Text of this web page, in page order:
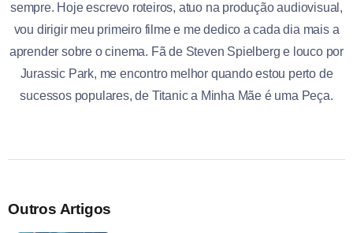
sempre. Hoje escrevo roteiros, atuo na produção audiovisual,
vou dirigir meu primeiro filme e me dedico a cada dia mais a
aprender sobre o cinema. Fã de Steven Spielberg e louco por
Jurassic Park, me encontro melhor quando estou perto de
sucessos populares, de Titanic a Minha Mãe é uma Peça.
Outros Artigos